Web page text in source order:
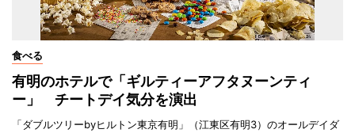
食べる
有明のホテルで「ギルティーアフタヌーンティ
ー」 チートデイ気分を演出
「ダブルツリーbyヒルトン東京有明」（江東区有明3）のオールデイダ